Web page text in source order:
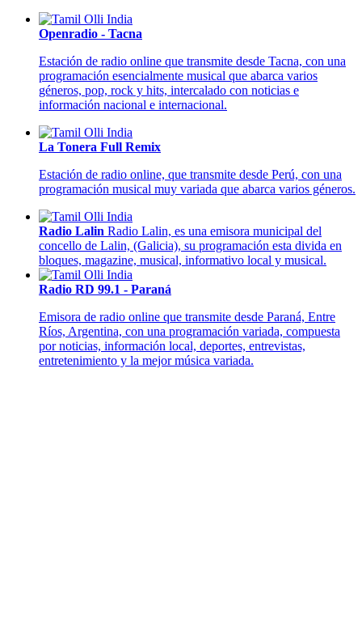
Openradio - Tacna
Estación de radio online que transmite desde Tacna, con una
programación esencialmente musical que abarca varios
géneros, pop, rock y hits, intercalado con noticias e
información nacional e internacional.
La Tonera Full Remix
Estación de radio online, que transmite desde Perú, con una
programación musical muy variada que abarca varios géneros.
Radio Lalin Radio Lalin, es una emisora municipal del
concello de Lalin, (Galicia), su programación esta divida en
bloques, magazine, musical, informativo local y musical.
Radio RD 99.1 - Paraná
Emisora de radio online que transmite desde Paraná, Entre
Ríos, Argentina, con una programación variada, compuesta
por noticias, información local, deportes, entrevistas,
entretenimiento y la mejor música variada.